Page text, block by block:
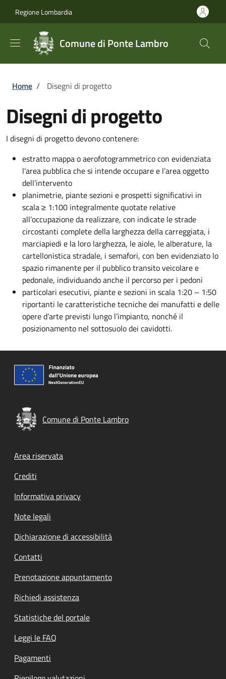
Regione Lombardia
Comune di Ponte Lambro
Briciole di pane
Home / Disegni di progetto
Disegni di progetto
I disegni di progetto devono contenere:
estratto mappa o aerofotogrammetrico con evidenziata
l’area pubblica che si intende occupare e l’area oggetto
dell’intervento
planimetrie, piante sezioni e prospetti significativi in
scala ≥ 1:100 integralmente quotate relative
all’occupazione da realizzare, con indicate le strade
circostanti complete della larghezza della carreggiata, i
marciapiedi e la loro larghezza, le aiole, le alberature, la
cartellonistica stradale, i semafori, con ben evidenziato lo
spazio rimanente per il pubblico transito veicolare e
pedonale, individuando anche il percorso per i pedoni
particolari esecutivi, piante e sezioni in scala 1:20 – 1:50
riportanti le caratteristiche tecniche dei manufatti e delle
opere d’arte previsti lungo l’impianto, nonché il
posizionamento nel sottosuolo dei cavidotti.
Comune di Ponte Lambro
Footer menu
Area riservata
Crediti
Informativa privacy
Note legali
Dichiarazione di accessibilità
Contatti
Prenotazione appuntamento
Richiedi assistenza
Statistiche del portale
Leggi le FAQ
Pagamenti